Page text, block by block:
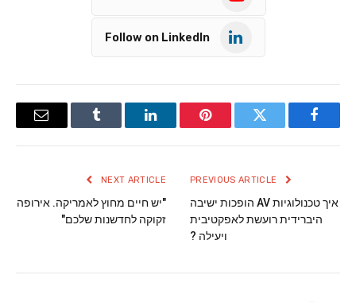
Follow on LinkedIn
Facebook
Twitter
Pinterest
LinkedIn
Tumblr
Email
איך טכנולוגיות AV הופכות ישיבה
היברידית רועשת לאפקטיבית
ויעילה ?
NEXT ARTICLE
"יש חיים מחוץ לאמריקה. אירופה
זקוקה לחדשנות שלכם"